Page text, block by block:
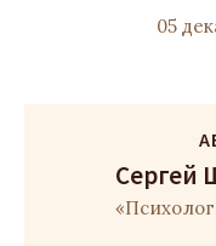
05
Сергей